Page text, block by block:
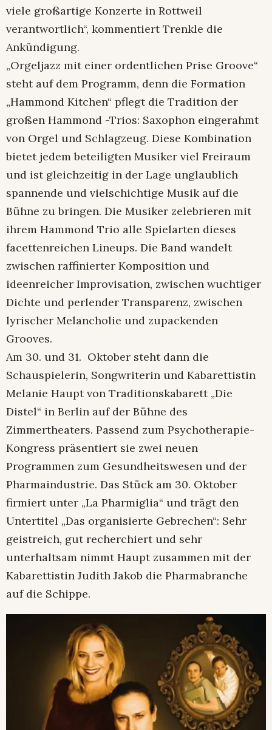
viele großartige Konzerte in Rottweil
verantwortlich“, kommentiert Trenkle die
Ankündigung.
„Orgeljazz mit einer ordentlichen Prise Groove“
steht auf dem Programm, denn die Formation
„Hammond Kitchen“ pflegt die Tradition der
großen Hammond -Trios: Saxophon eingerahmt
von Orgel und Schlagzeug. Diese Kombination
bietet jedem beteiligten Musiker viel Freiraum
und ist gleichzeitig in der Lage unglaublich
spannende und vielschichtige Musik auf die
Bühne zu bringen. Die Musiker zelebrieren mit
ihrem Hammond Trio alle Spielarten dieses
facettenreichen Lineups. Die Band wandelt
zwischen raffinierter Komposition und
ideenreicher Improvisation, zwischen wuchtiger
Dichte und perlender Transparenz, zwischen
lyrischer Melancholie und zupackenden
Grooves.
Am 30. und 31. Oktober steht dann die
Schauspielerin, Songwriterin und Kabarettistin
Melanie Haupt von Traditionskabarett „Die
Distel“ in Berlin auf der Bühne des
Zimmertheaters. Passend zum Psychotherapie-
Kongress präsentiert sie zwei neuen
Programmen zum Gesundheitswesen und der
Pharmaindustrie. Das Stück am 30. Oktober
firmiert unter „La Pharmiglia“ und trägt den
Untertitel „Das organisierte Gebrechen“: Sehr
geistreich, gut recherchiert und sehr
unterhaltsam nimmt Haupt zusammen mit der
Kabarettistin Judith Jakob die Pharmabranche
auf die Schippe.